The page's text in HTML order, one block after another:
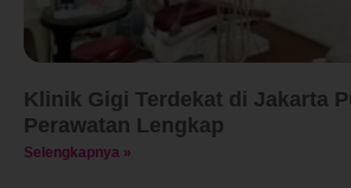
Klinik Gigi Terdekat di Jakarta
Perawatan Lengkap
Selengkapnya »